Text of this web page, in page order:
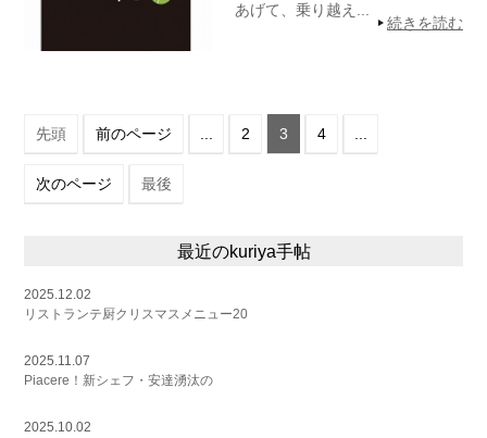
あげて、乗り越え...
続きを読む
先頭 前のページ 2 3 4
次のページ 最後
最近のkuriya手帖
2025.12.02
リストランテ厨クリスマスメニュー20
2025.11.07
Piacere！新シェフ・安達湧汰の
2025.10.02